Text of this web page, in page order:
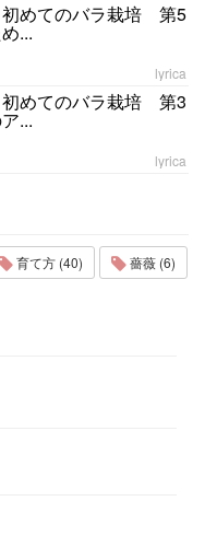
初めてのバラ栽培 第5
...
lyrica
めてのバラ栽培 第3
...
lyrica
育て方 (40) 薔薇 (6)